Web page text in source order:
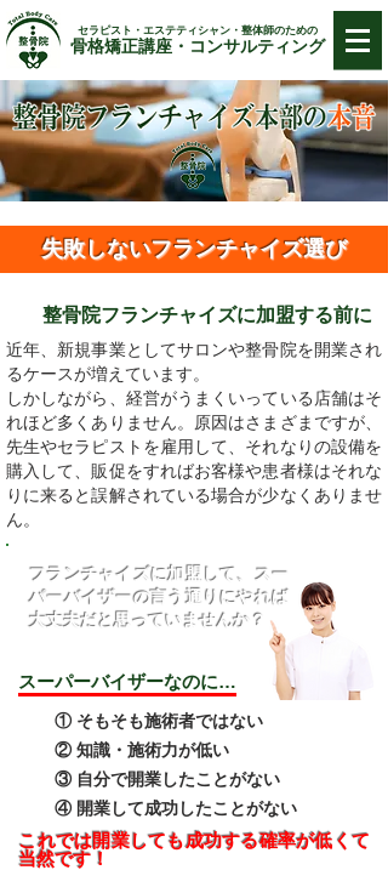
セラピスト・エステティシャン・整体師のための
骨格矯正講座・コンサルティング
​失敗しないフランチャイズ選び
​整骨院フランチャイズに加盟する前に
近年、新規事業としてサロンや整骨院を開業され
るケースが増えています。
しかしながら、経営がうまくいっている店舗はそ
れほど多くありません。原因はさまざまですが、
先生やセラピストを雇用して、それなりの設備を
購入して、販促をすればお客様や患者様はそれな
りに来ると誤解されている場合が少なくありませ
ん。
フランチャイズに加盟して、スー
パーバイザーの言う通りにやれば
大丈夫だと思っていませんか？
スーパーバイザーなのに…
① そもそも施術者ではない
② 知識・施術力が低い
③ 自分で開業したことがない
④ 開業して成功したことがない
これでは開業しても成功する確率が低くて
当然です！